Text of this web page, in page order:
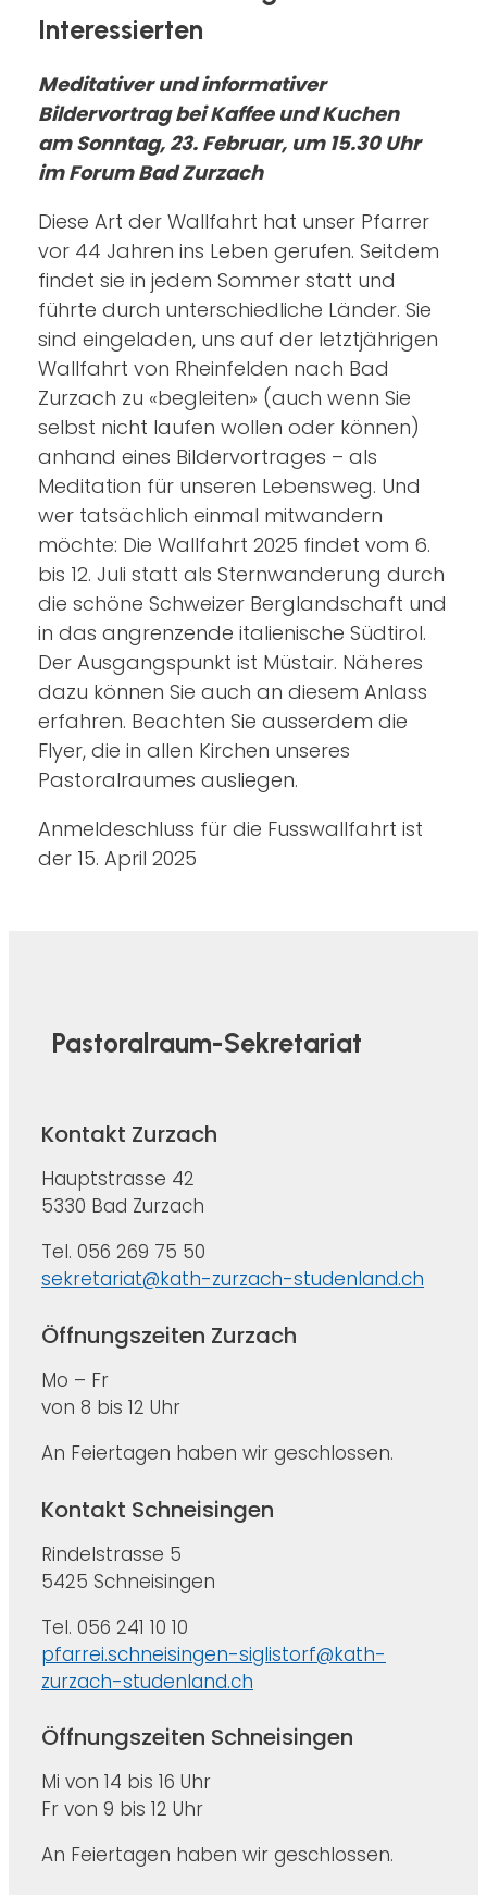
Interessierten
Meditativer und informativer
Bildervortrag bei Kaffee und Kuchen
am Sonntag, 23. Februar, um 15.30 Uhr
im Forum Bad Zurzach
Diese Art der Wallfahrt hat unser Pfarrer
vor 44 Jahren ins Leben gerufen. Seitdem
findet sie in jedem Sommer statt und
führte durch unterschiedliche Länder. Sie
sind eingeladen, uns auf der letztjährigen
Wallfahrt von Rheinfelden nach Bad
Zurzach zu «begleiten» (auch wenn Sie
selbst nicht laufen wollen oder können)
anhand eines Bildervortrages – als
Meditation für unseren Lebensweg. Und
wer tatsächlich einmal mitwandern
möchte: Die Wallfahrt 2025 findet vom 6.
bis 12. Juli statt als Sternwanderung durch
die schöne Schweizer Berglandschaft und
in das angrenzende italienische Südtirol.
Der Ausgangspunkt ist Müstair. Näheres
dazu können Sie auch an diesem Anlass
erfahren. Beachten Sie ausserdem die
Flyer, die in allen Kirchen unseres
Pastoralraumes ausliegen.
Anmeldeschluss für die Fusswallfahrt ist
der 15. April 2025
Pastoralraum-Sekretariat
Kontakt Zurzach
Hauptstrasse 42
5330 Bad Zurzach
Tel. 056 269 75 50
sekretariat@kath-zurzach-studenland.ch
Öffnungszeiten Zurzach
Mo – Fr
von 8 bis 12 Uhr
An Feiertagen haben wir geschlossen.
Kontakt Schneisingen
Rindelstrasse 5
5425 Schneisingen
Tel. 056 241 10 10
pfarrei.schneisingen-siglistorf@kath-
zurzach-studenland.ch
Öffnungszeiten Schneisingen
Mi von 14 bis 16 Uhr
Fr von 9 bis 12 Uhr
An Feiertagen haben wir geschlossen.